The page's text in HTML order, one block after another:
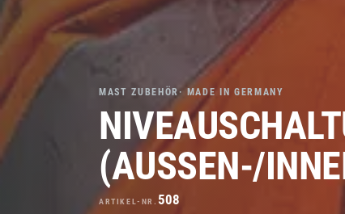
MAST ZUBEHÖR· MADE IN GERMANY
(AUSSEN-/
ARTIKEL-NR. 508